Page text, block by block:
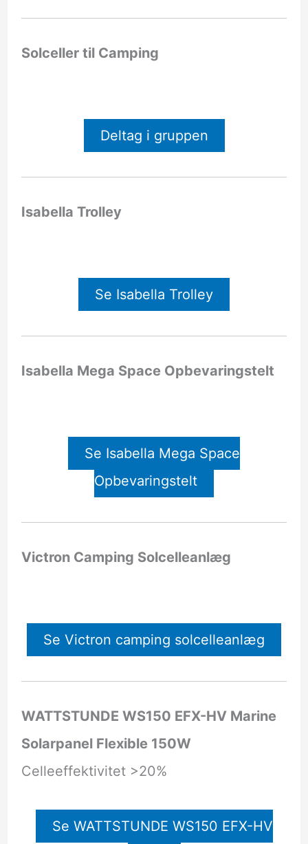
Solceller til Camping
Deltag i gruppen
Isabella Trolley
Se Isabella Trolley
Isabella Mega Space Opbevaringstelt
Se Isabella Mega Space
Opbevaringstelt
Victron Camping Solcelleanlæg
Se Victron camping solcelleanlæg
WATTSTUNDE WS150 EFX-HV Marine
Solarpanel Flexible 150W
Celleeffektivitet >20%
Se WATTSTUNDE WS150 EFX-HV